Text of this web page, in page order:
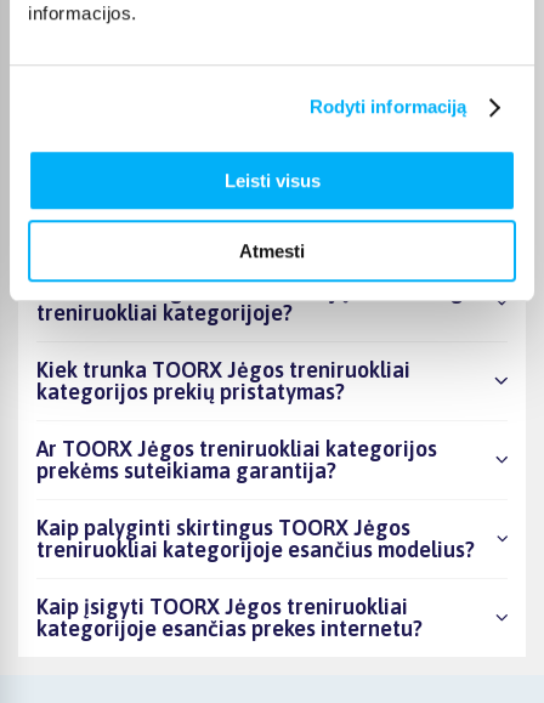
informacijos.
Rodyti informaciją
Leisti visus
Atmesti
Kokie TOORX Jėgos treniruokliai kategorijoje
Kiek prekių yra TOORX Jėgos treniruokliai
kategorijos asortimente ir kokia žemiausia
Ar BIGBOX.LT galima rasti akcijų TOORX Jėgos
treniruokliai kategorijoje?
Kiek trunka TOORX Jėgos treniruokliai
kategorijos prekių pristatymas?
Ar TOORX Jėgos treniruokliai kategorijos
prekėms suteikiama garantija?
Kaip palyginti skirtingus TOORX Jėgos
treniruokliai kategorijoje esančius modelius?
Kaip įsigyti TOORX Jėgos treniruokliai
kategorijoje esančias prekes internetu?